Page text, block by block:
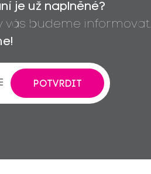
je už naplněné?
vás budeme informovat.
POTVRDIT